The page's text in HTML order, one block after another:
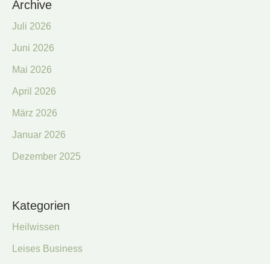
Archive
Juli 2026
Juni 2026
Mai 2026
April 2026
März 2026
Januar 2026
Dezember 2025
Kategorien
Heilwissen
Leises Business